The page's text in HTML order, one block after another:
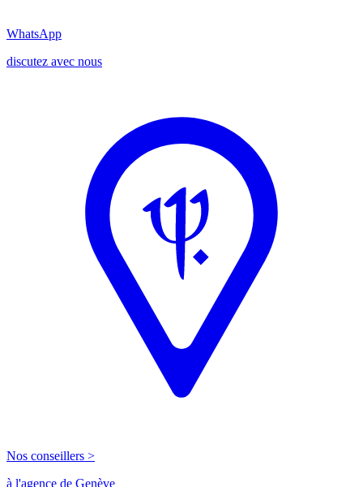
WhatsApp
discutez avec nous
Nos conseillers >
à l'agence de Genève